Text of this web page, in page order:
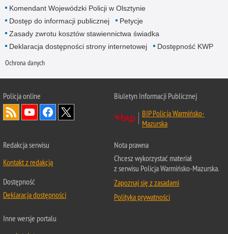
Komendant Wojewódzki Policji w Olsztynie
Dostęp do informacji publicznej
Petycje
Zasady zwrotu kosztów stawiennictwa świadka
Deklaracja dostępności strony internetowej
Dostępność KWP
Ochrona danych
Policja online
Biuletyn Informacji Publicznej
BIP Policja Warmińsko-
Mazurska
Redakcja serwisu
Kontakt z redakcją
Dostępność
Deklaracja dostępności
Nota prawna
Chcesz wykorzystać materiał
z serwisu Policja Warmińsko-Mazurska.
Zapoznaj się z zasadami
Polityka prywatności
Inne wersje portalu